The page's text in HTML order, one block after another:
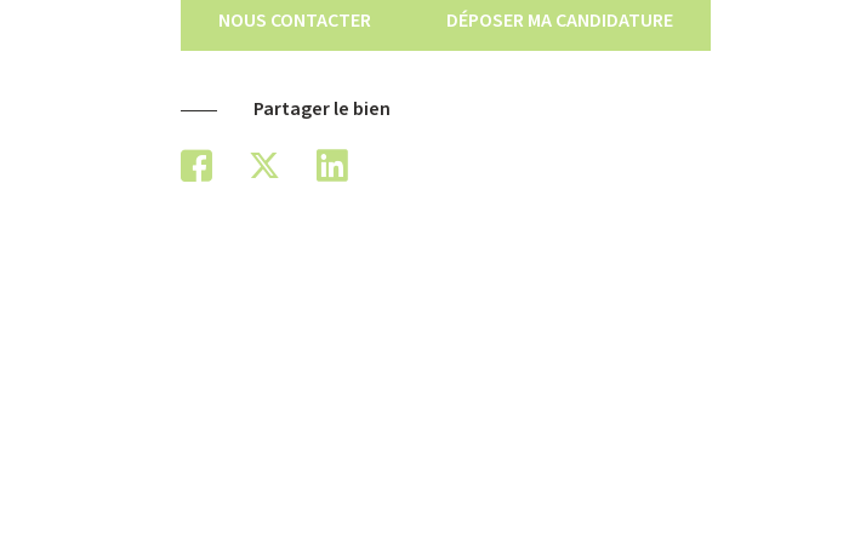
NOUS CONTACTER DÉPOSER MA CANDIDATURE
Partager le bien